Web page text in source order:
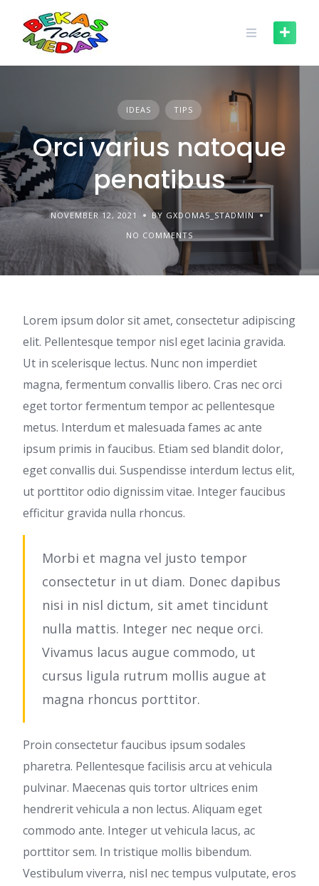
content
IDEAS TIPS
Orci varius natoque
penatibus
NOVEMBER 12, 2021
BY GXDOMA5_STADMIN
NO COMMENTS
Lorem ipsum dolor sit amet, consectetur adipiscing
elit. Pellentesque tempor nisl eget lacinia gravida.
Ut in scelerisque lectus. Nunc non imperdiet
magna, fermentum convallis libero. Cras nec orci
eget tortor fermentum tempor ac pellentesque
metus. Interdum et malesuada fames ac ante
ipsum primis in faucibus. Etiam sed blandit dolor,
eget convallis dui. Suspendisse interdum lectus elit,
ut porttitor odio dignissim vitae. Integer faucibus
efficitur gravida nulla rhoncus.
Morbi et magna vel justo tempor
consectetur in ut diam. Donec dapibus
nisi in nisl dictum, sit amet tincidunt
nulla mattis. Integer nec neque orci.
Vivamus lacus augue commodo, ut
cursus ligula rutrum mollis augue at
magna rhoncus porttitor.
Proin consectetur faucibus ipsum sodales
pharetra. Pellentesque facilisis arcu at vehicula
pulvinar. Maecenas quis tortor ultrices enim
hendrerit vehicula a non lectus. Aliquam eget
commodo ante. Integer ut vehicula lacus, ac
porttitor sem. In tristique mollis bibendum.
Vestibulum viverra, nisl nec tempus vulputate, eros